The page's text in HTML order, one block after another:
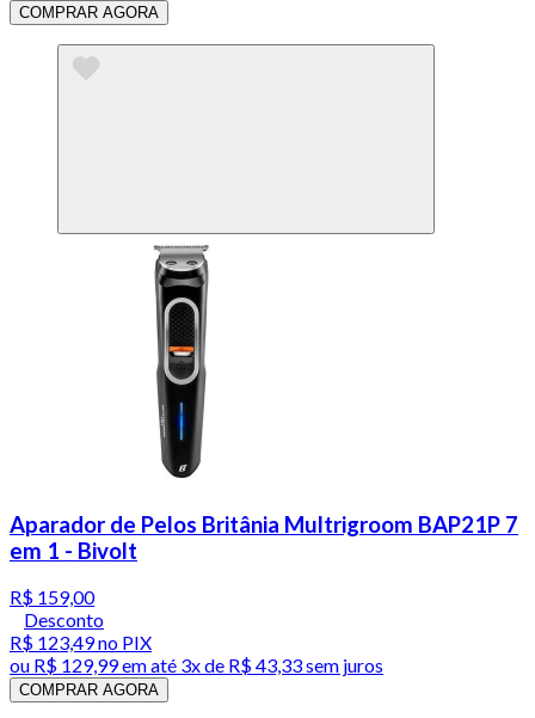
COMPRAR AGORA
Aparador de Pelos Britânia Multrigroom BAP21P 7
em 1 - Bivolt
R$ 159,00
Desconto
R$ 123,49no PIX
ou R$ 129,99em até 3x de R$ 43,33 sem juros
COMPRAR AGORA